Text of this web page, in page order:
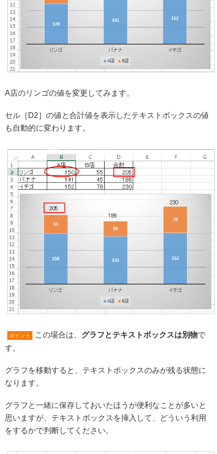
A店のリンゴの値を変更してみます。
セル［D2］の値と合計値を表示したテキストボックスの値
も自動的に変わります。
ポイント この場合は、 グラフとテキストボックスは別物で
す。
グラフを移動すると、テキストボックスのみが残る状態に
なります。
グラフと一緒に保存しておいたほうが便利なことが多いと
思いますが、テキストボックスを挿入して、どういう利用
をするかで判断してください。